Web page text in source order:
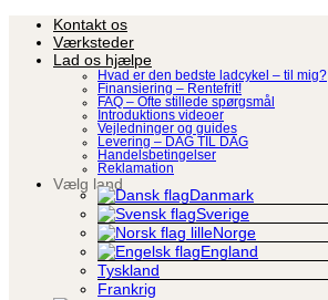
Fortsæt
indhold
Kontakt os
Værksteder
Lad os hjælpe
Hvad er den bedste ladcykel – til mig?
Finansiering – Rentefrit!
FAQ – Ofte stillede spørgsmål
Introduktions videoer
Vejledninger og guides
Levering – DAG TIL DAG
Handelsbetingelser
Reklamation
Vælg land
Danmark
Sverige
Norge
England
Tyskland
Frankrig